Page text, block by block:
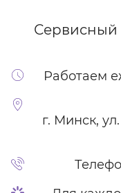
Сервисный
Работаем
г. Минск,